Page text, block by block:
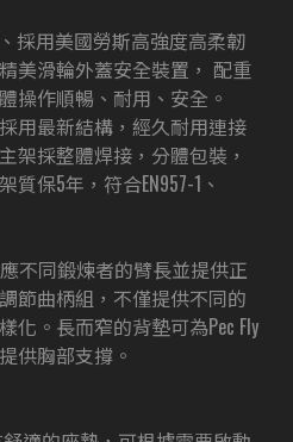
採用美國勞斯高強度高柔韌
美滑輪外蓋安全裝置， 配重
操作順暢、耐用、安全。
用最新結構，經久耐用連接
架採整體焊接，分體包裝，
保5年，符合EN957-1、
不同鍛煉者的臂長並提供正
節曲柄組，不僅提供不同的
化。長而窄的背墊可為Pec Fly
供胸部支撐。